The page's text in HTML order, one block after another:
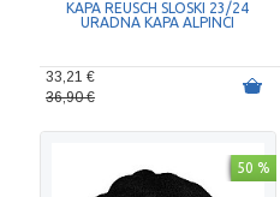
KAPA REUSCH SLOSKI 23/24
URADNA KAPA ALPINCI
33,21 €
36,90 €
50 %